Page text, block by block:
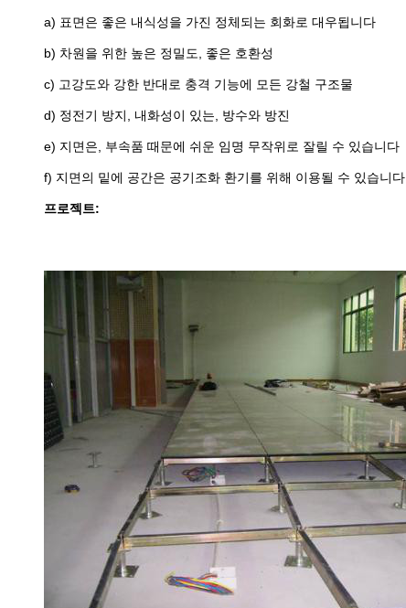
a) 표면은 좋은 내식성을 가진 정체되는 회화로 대우됩니다
b) 차원을 위한 높은 정밀도, 좋은 호환성
c) 고강도와 강한 반대로 충격 기능에 모든 강철 구조물
d) 정전기 방지, 내화성이 있는, 방수와 방진
e) 지면은, 부속품 때문에 쉬운 임명 무작위로 잘릴 수 있습니다
f) 지면의 밑에 공간은 공기조화 환기를 위해 이용될 수 있습니다
프로젝트: